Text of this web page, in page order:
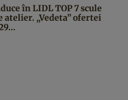
în LIDL TOP 7 scule
atelier. „Vedeta” ofertei